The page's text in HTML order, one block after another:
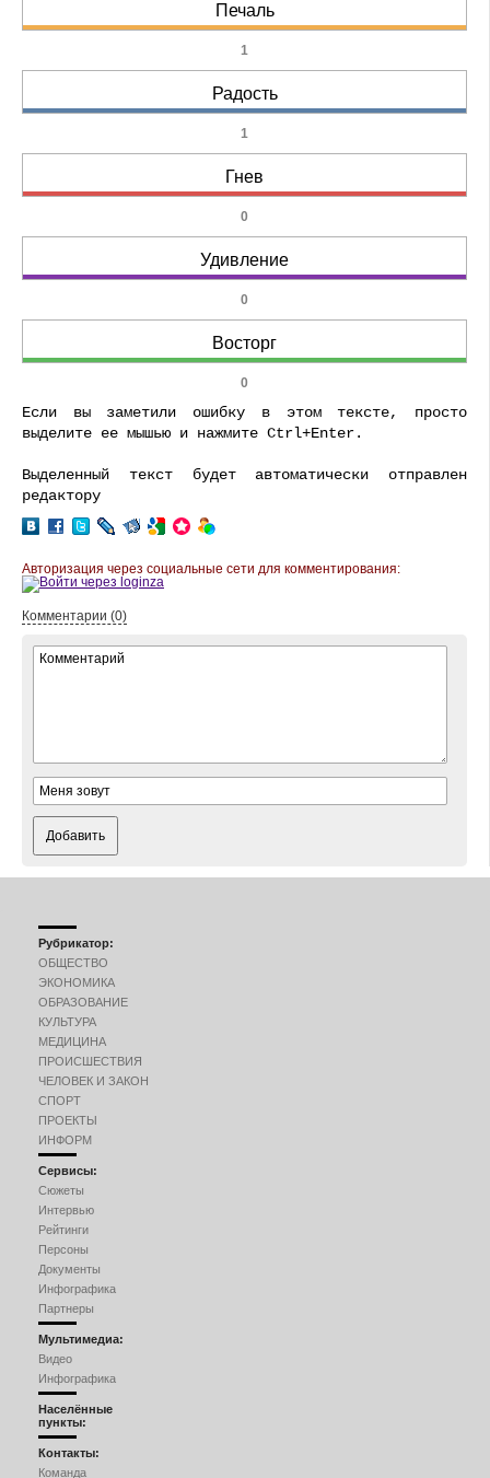
Печаль
1
Радость
1
Гнев
0
Удивление
0
Восторг
0
Если вы заметили ошибку в этом тексте, просто
выделите ее мышью и нажмите Ctrl+Enter.
Выделенный текст будет автоматически отправлен
редактору
Авторизация через социальные сети для комментирования:
Комментарии (0)
Добавить
Рубрикатор:
ОБЩЕСТВО
ЭКОНОМИКА
ОБРАЗОВАНИЕ
КУЛЬТУРА
МЕДИЦИНА
ПРОИСШЕСТВИЯ
ЧЕЛОВЕК И ЗАКОН
СПОРТ
ПРОЕКТЫ
ИНФОРМ
Сервисы:
Сюжеты
Интервью
Рейтинги
Персоны
Документы
Инфографика
Партнеры
Мультимедиа:
Видео
Инфографика
Населённые
пункты:
Контакты:
Команда